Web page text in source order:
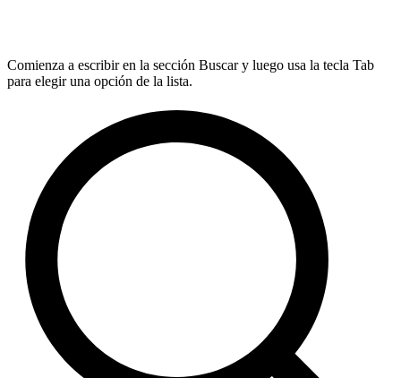
Comienza a escribir en la sección Buscar y luego usa la tecla Tab
para elegir una opción de la lista.